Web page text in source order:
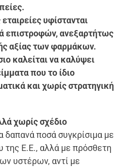
υφίστανται
επιστροφών, ανεξαρτήτως
αξίας των φαρμάκων.
καλείται να καλύψει
που το ίδιο
και χωρίς στρατηγική
χωρίς σχέδιο
δαπανά ποσά συγκρίσιμα με
της Ε.Ε., αλλά με πρόσθετη
υστέρων, αντί με